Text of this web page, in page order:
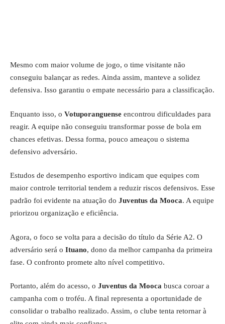
Mesmo com maior volume de jogo, o time visitante não
conseguiu balançar as redes. Ainda assim, manteve a solidez
defensiva. Isso garantiu o empate necessário para a classificação.
Enquanto isso, o Votuporanguense encontrou dificuldades para
reagir. A equipe não conseguiu transformar posse de bola em
chances efetivas. Dessa forma, pouco ameaçou o sistema
defensivo adversário.
Estudos de desempenho esportivo indicam que equipes com
maior controle territorial tendem a reduzir riscos defensivos. Esse
padrão foi evidente na atuação do Juventus da Mooca. A equipe
priorizou organização e eficiência.
Agora, o foco se volta para a decisão do título da Série A2. O
adversário será o Ituano, dono da melhor campanha da primeira
fase. O confronto promete alto nível competitivo.
Portanto, além do acesso, o Juventus da Mooca busca coroar a
campanha com o troféu. A final representa a oportunidade de
consolidar o trabalho realizado. Assim, o clube tenta retornar à